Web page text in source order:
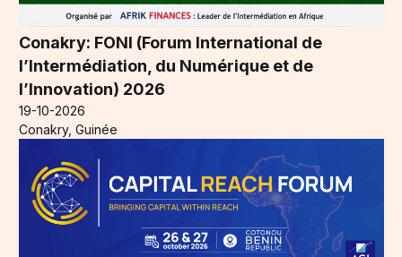
Conakry: FONI (Forum International de
l’Intermédiation, du Numérique et de
l’Innovation) 2026
19-10-2026
Conakry, Guinée